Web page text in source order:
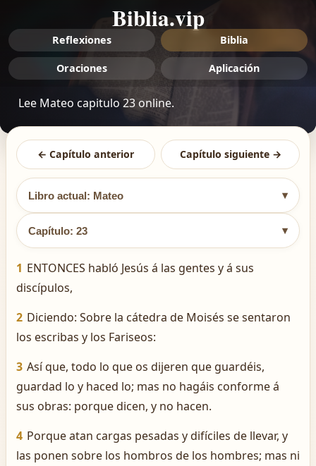
Biblia.vip
Reflexiones Biblia
Oraciones Aplicación
Lee Mateo capitulo 23 online.
← Capítulo anterior Capítulo siguiente →
Libro actual: Mateo ▾
Capítulo: 23 ▾
1 ENTONCES habló Jesús á las gentes y á sus
discípulos,
2 Diciendo: Sobre la cátedra de Moisés se sentaron
los escribas y los Fariseos:
3 Así que, todo lo que os dijeren que guardéis,
guardad lo y haced lo; mas no hagáis conforme á
sus obras: porque dicen, y no hacen.
4 Porque atan cargas pesadas y difíciles de llevar, y
las ponen sobre los hombros de los hombres; mas ni